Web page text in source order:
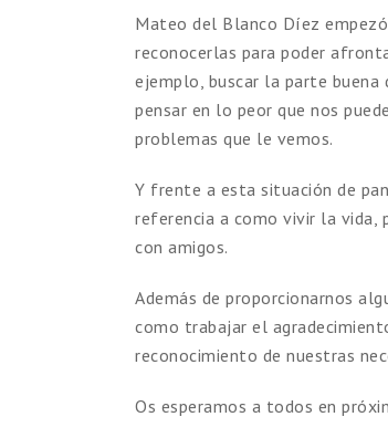
Mateo del Blanco Díez
reconocerlas para poder
ejemplo, buscar la parte
pensar en lo peor que nos
problemas que le vemos.
Y frente a esta situación de
referencia a como vivir la vida,
con amigos.
Además de proporcionarnos
como trabajar el
reconocimiento de nuestras
Os esperamos a todos en